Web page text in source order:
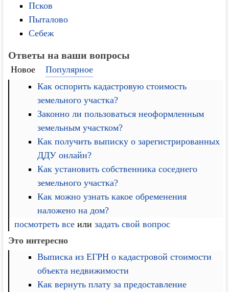
Псков
Пыталово
Себеж
Ответы на ваши вопросы
Новое
Популярное
Как оспорить кадастровую стоимость
земельного участка?
Законно ли пользоваться неоформленным
земельным участком?
Как получить выписку о зарегистрированных
ДДУ онлайн?
Как установить собственника соседнего
земельного участка?
Как можно узнать какое обременения
наложено на дом?
посмотреть все илизадать свой вопрос
Это интересно
Выписка из ЕГРН о кадастровой стоимости
объекта недвижимости
Как вернуть плату за предоставление